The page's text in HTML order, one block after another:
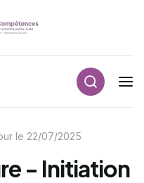
Navigation principale
le 22/07/2025
- Initiation